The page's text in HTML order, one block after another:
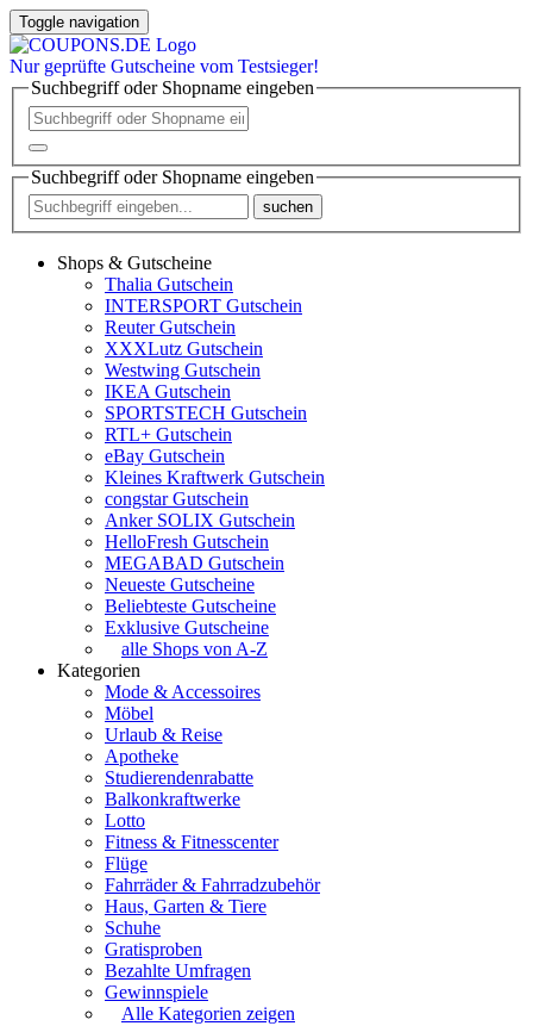
Toggle navigation
Nur geprüfte Gutscheine vom Testsieger!
Suchbegriff oder Shopname eingeben
Suchbegriff oder Shopname eingeben
suchen
Shops & Gutscheine
Thalia Gutschein
INTERSPORT Gutschein
Reuter Gutschein
XXXLutz Gutschein
Westwing Gutschein
IKEA Gutschein
SPORTSTECH Gutschein
RTL+ Gutschein
eBay Gutschein
Kleines Kraftwerk Gutschein
congstar Gutschein
Anker SOLIX Gutschein
HelloFresh Gutschein
MEGABAD Gutschein
Neueste Gutscheine
Beliebteste Gutscheine
Exklusive Gutscheine
alle Shops von A-Z
Kategorien
Mode & Accessoires
Möbel
Urlaub & Reise
Apotheke
Studierendenrabatte
Balkonkraftwerke
Lotto
Fitness & Fitnesscenter
Flüge
Fahrräder & Fahrradzubehör
Haus, Garten & Tiere
Schuhe
Gratisproben
Bezahlte Umfragen
Gewinnspiele
Alle Kategorien zeigen